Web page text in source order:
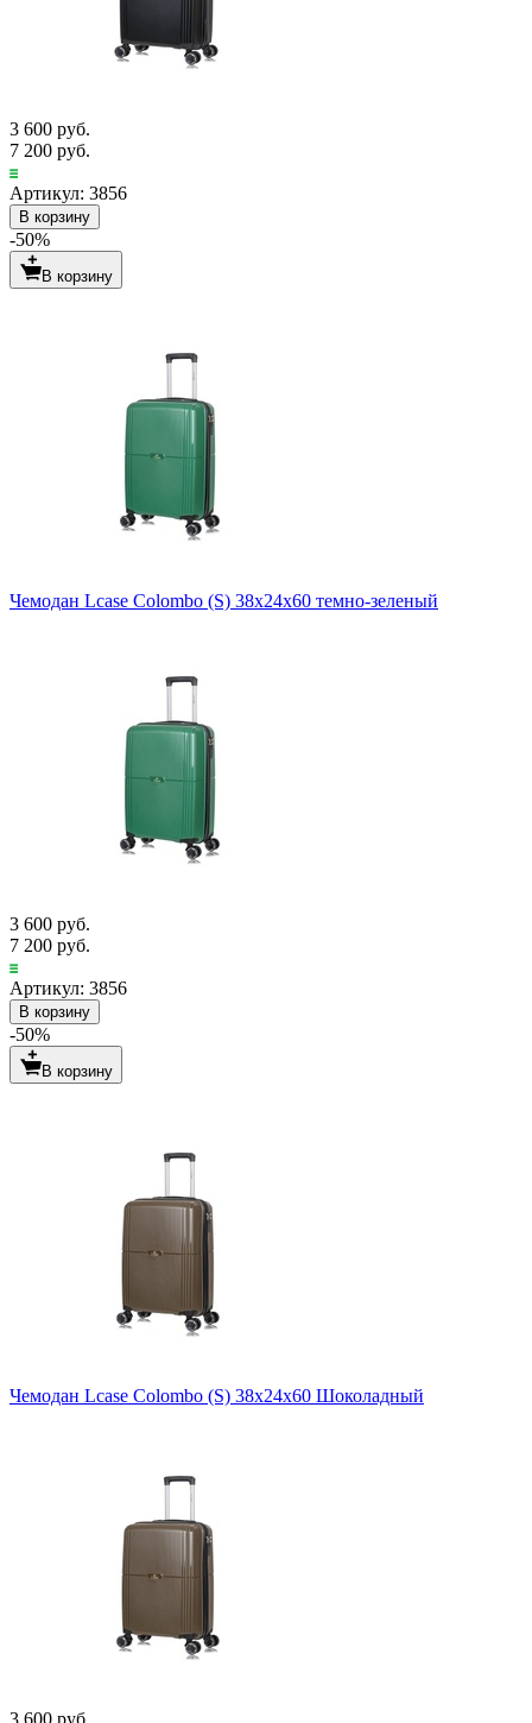
3 600 руб.
7 200 руб.
Артикул: 3856
В корзину
-50%
В корзину
Чемодан Lcase Colombo (S) 38х24х60 темно-зеленый
3 600 руб.
7 200 руб.
Артикул: 3856
В корзину
-50%
В корзину
Чемодан Lcase Colombo (S) 38х24х60 Шоколадный
3 600 руб.